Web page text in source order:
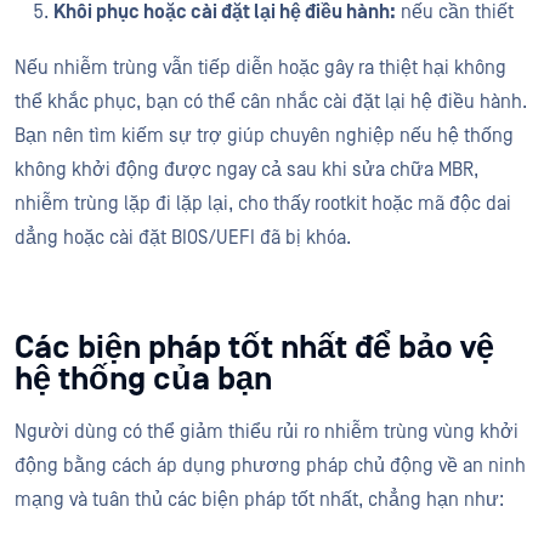
Khôi phục hoặc cài đặt lại hệ điều hành: nếu cần thiết
Nếu nhiễm trùng vẫn tiếp diễn hoặc gây ra thiệt hại không
thể khắc phục, bạn có thể cân nhắc cài đặt lại hệ điều hành.
Bạn nên tìm kiếm sự trợ giúp chuyên nghiệp nếu hệ thống
không khởi động được ngay cả sau khi sửa chữa MBR,
nhiễm trùng lặp đi lặp lại, cho thấy rootkit hoặc mã độc dai
dẳng hoặc cài đặt BIOS/UEFI đã bị khóa.
Các biện pháp tốt nhất để bảo vệ
hệ thống của bạn
Người dùng có thể giảm thiểu rủi ro nhiễm trùng vùng khởi
động bằng cách áp dụng phương pháp chủ động về an ninh
mạng và tuân thủ các biện pháp tốt nhất, chẳng hạn như: